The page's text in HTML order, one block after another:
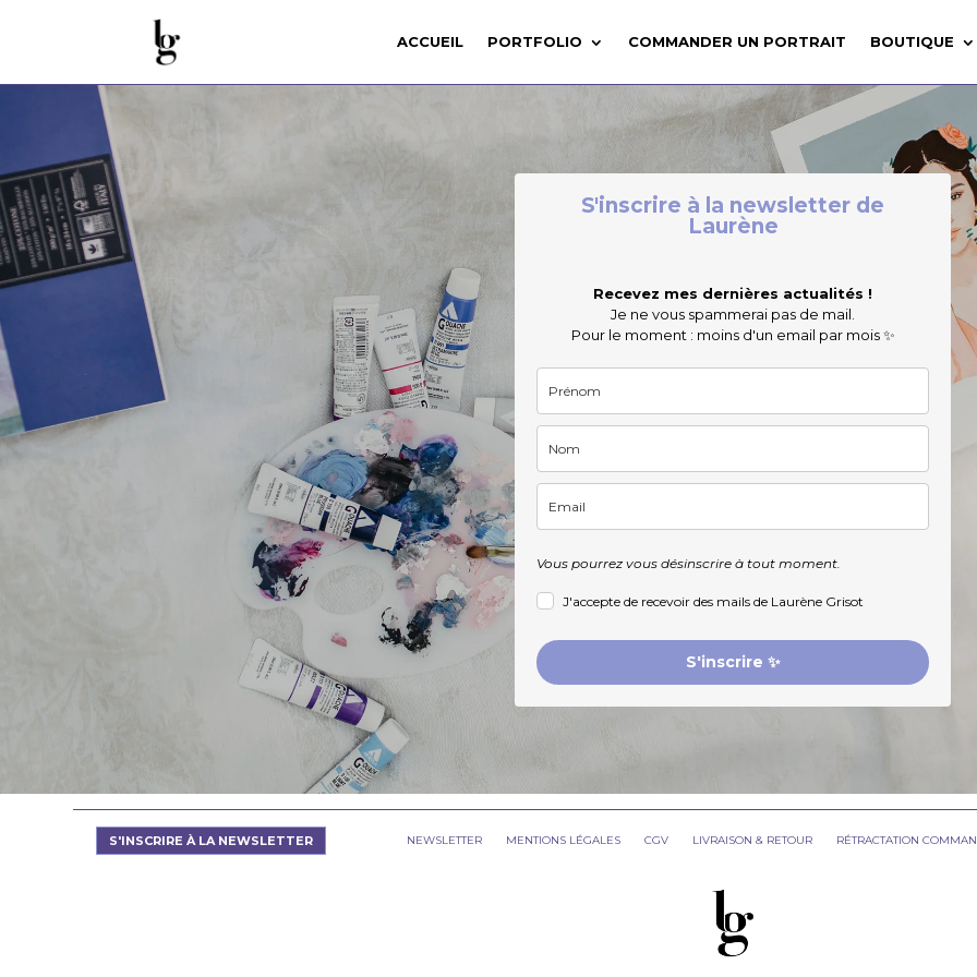
ACCUEIL PORTFOLIO COMMANDER UN PORTRAIT BOUTIQUE
S'inscrire à la newsletter de
Laurène
Recevez mes dernières actualités !
Je ne vous spammerai pas de mail.
Pour le moment : moins d'un email par mois ✨
Vous pourrez vous désinscrire à tout moment.
J'accepte de recevoir des mails de Laurène Grisot
S'inscrire ✨
S'INSCRIRE À LA NEWSLETTER NEWSLETTER MENTIONS LÉGALES CGV LIVRAISON & RETOUR RÉTRACTATION